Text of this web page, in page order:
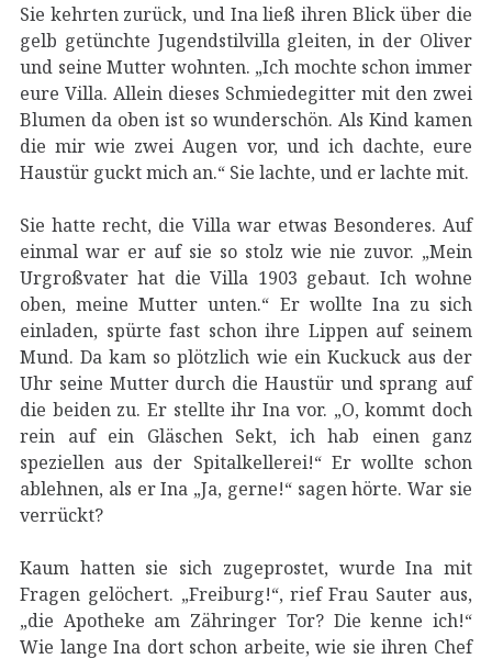
Sie kehrten zurück, und Ina ließ ihren Blick über die
gelb getünchte Jugendstilvilla gleiten, in der Oliver
und seine Mutter wohnten. „Ich mochte schon immer
eure Villa. Allein dieses Schmiedegitter mit den zwei
Blumen da oben ist so wunderschön. Als Kind kamen
die mir wie zwei Augen vor, und ich dachte, eure
Haustür guckt mich an.“ Sie lachte, und er lachte mit.
Sie hatte recht, die Villa war etwas Besonderes. Auf
einmal war er auf sie so stolz wie nie zuvor. „Mein
Urgroßvater hat die Villa 1903 gebaut. Ich wohne
oben, meine Mutter unten.“ Er wollte Ina zu sich
einladen, spürte fast schon ihre Lippen auf seinem
Mund. Da kam so plötzlich wie ein Kuckuck aus der
Uhr seine Mutter durch die Haustür und sprang auf
die beiden zu. Er stellte ihr Ina vor. „O, kommt doch
rein auf ein Gläschen Sekt, ich hab einen ganz
speziellen aus der Spitalkellerei!“ Er wollte schon
ablehnen, als er Ina „Ja, gerne!“ sagen hörte. War sie
verrückt?
Kaum hatten sie sich zugeprostet, wurde Ina mit
Fragen gelöchert. „Freiburg!“, rief Frau Sauter aus,
„die Apotheke am Zähringer Tor? Die kenne ich!“
Wie lange Ina dort schon arbeite, wie sie ihren Chef